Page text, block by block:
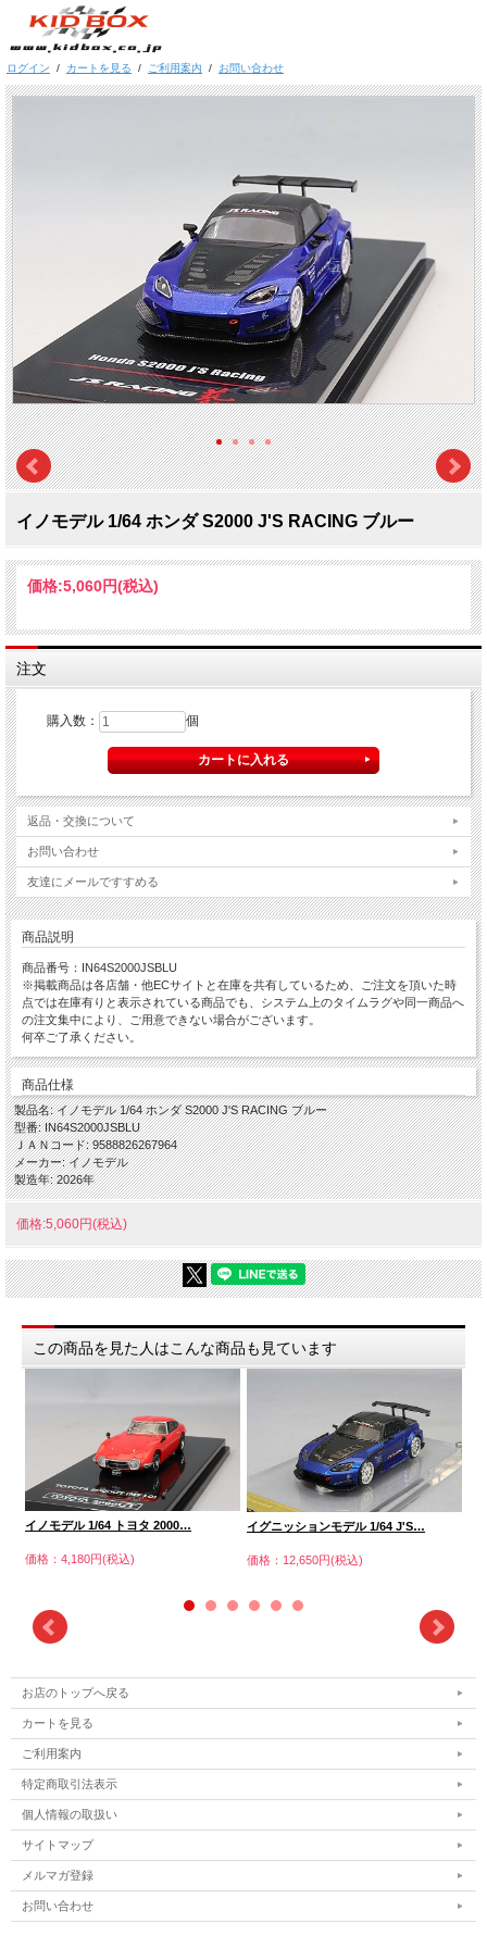
ログイン / カートを見る / ご利用案内 / お問い合わせ
イノモデル 1/64 ホンダ S2000 J'S RACING ブルー
価格:5,060円(税込)
注文
購入数： 個
返品・交換について
お問い合わせ
友達にメールですすめる
商品説明
商品番号：IN64S2000JSBLU
※掲載商品は各店舗・他ECサイトと在庫を共有しているため、ご注文を頂いた時
点では在庫有りと表示されている商品でも、システム上のタイムラグや同一商品へ
の注文集中により、ご用意できない場合がございます。
何卒ご了承ください。
商品仕様
製品名: イノモデル 1/64 ホンダ S2000 J'S RACING ブルー
型番: IN64S2000JSBLU
ＪＡＮコード: 9588826267964
メーカー: イノモデル
製造年: 2026年
価格:5,060円(税込)
この商品を見た人はこんな商品も見ています
イノモデル 1/64 トヨタ 2000…
価格：4,180円(税込)
イグニッションモデル 1/64 J'S…
価格：12,650円(税込)
お店のトップへ戻る
カートを見る
ご利用案内
特定商取引法表示
個人情報の取扱い
サイトマップ
メルマガ登録
お問い合わせ